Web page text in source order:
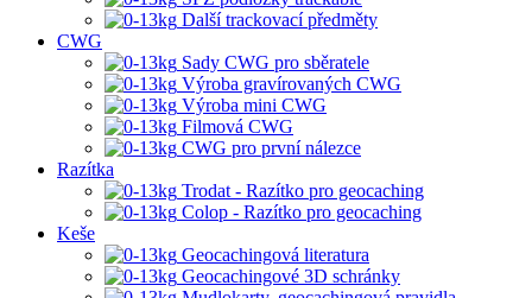
Další trackovací předměty
CWG
Sady CWG pro sběratele
Výroba gravírovaných CWG
Výroba mini CWG
Filmová CWG
CWG pro první nálezce
Razítka
Trodat - Razítko pro geocaching
Colop - Razítko pro geocaching
Keše
Geocachingová literatura
Geocachingové 3D schránky